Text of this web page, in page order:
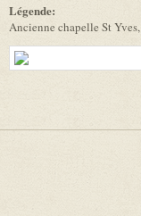
Légende:
Ancienne chapelle St Yves,